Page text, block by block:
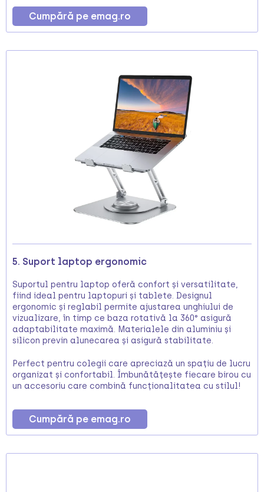
Cumpără pe emag.ro
5. Suport laptop ergonomic
Suportul pentru laptop oferă confort și versatilitate,
fiind ideal pentru laptopuri și tablete. Designul
ergonomic și reglabil permite ajustarea unghiului de
vizualizare, în timp ce baza rotativă la 360° asigură
adaptabilitate maximă. Materialele din aluminiu și
silicon previn alunecarea și asigură stabilitate.
Perfect pentru colegii care apreciază un spațiu de lucru
organizat și confortabil. Îmbunătățește fiecare birou cu
un accesoriu care combină funcționalitatea cu stilul!
Cumpără pe emag.ro